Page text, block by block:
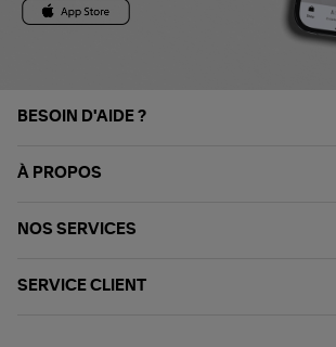
BESOIN D'AIDE ?
À PROPOS
NOS SERVICES
SERVICE CLIENT